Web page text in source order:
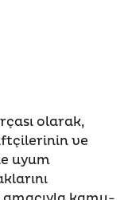
olarak,
ve
uyum